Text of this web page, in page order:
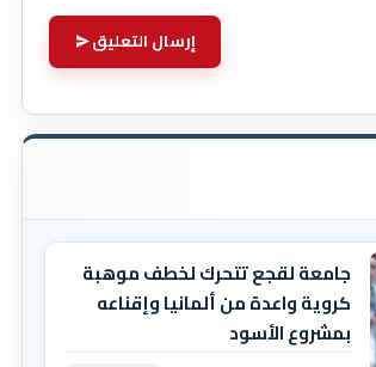
إرسال التعليق
جامعة لقجع تتحرك لخطف موهبة
كروية واعدة من ألمانيا وإقناعه
بمشروع الأسود